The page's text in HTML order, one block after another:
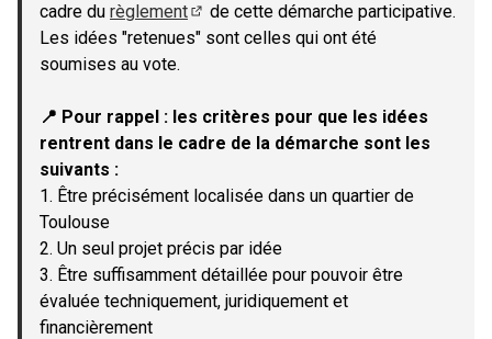
cadre du règlement
(Lien externe)
de cette démarche participative.
Les idées "retenues" sont celles qui ont été
soumises au vote.
📍 Pour rappel : les critères pour que les idées
rentrent dans le cadre de la démarche sont les
suivants :
1. Être précisément localisée dans un quartier de
Toulouse
2. Un seul projet précis par idée
3. Être suffisamment détaillée pour pouvoir être
évaluée techniquement, juridiquement et
financièrement